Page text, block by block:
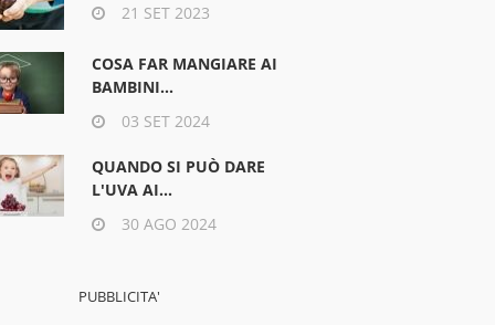
21 SET 2023
COSA FAR MANGIARE AI
BAMBINI...
03 SET 2024
QUANDO SI PUÒ DARE
L'UVA AI...
30 AGO 2024